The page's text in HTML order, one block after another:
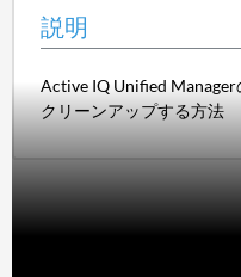
説明
Active IQ Unified
クリーンアップする方法